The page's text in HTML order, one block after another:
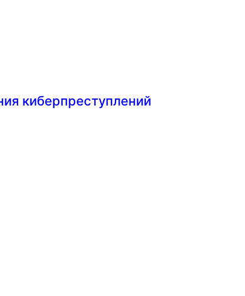
киберпреступлений